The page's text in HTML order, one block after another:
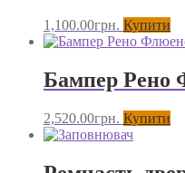
1,100.00грн. Купити
Бампер Рено
2,520.00грн. Купити